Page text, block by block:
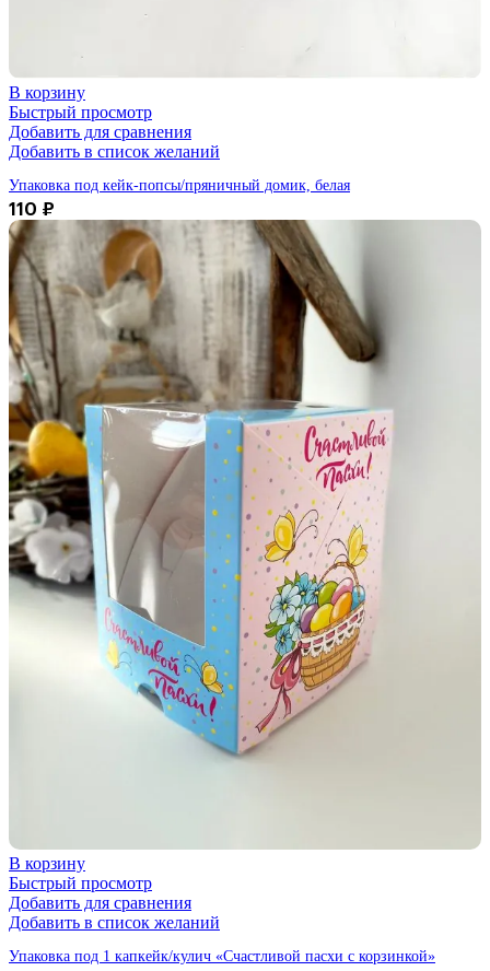
В корзину
Быстрый просмотр
Добавить для сравнения
Добавить в список желаний
Упаковка под кейк-попсы/пряничный домик, белая
110 ₽
В корзину
Быстрый просмотр
Добавить для сравнения
Добавить в список желаний
Упаковка под 1 капкейк/кулич «Счастливой пасхи с корзинкой»